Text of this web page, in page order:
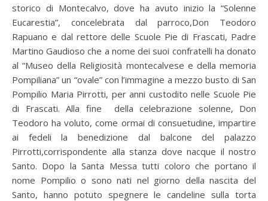
storico di Montecalvo, dove ha avuto inizio la “Solenne
Eucarestia”, concelebrata dal parroco,Don Teodoro
Rapuano e dal rettore delle Scuole Pie di Frascati, Padre
Martino Gaudioso che a nome dei suoi confratelli ha donato
al “Museo della Religiosità montecalvese e della memoria
Pompiliana” un “ovale” con l’immagine a mezzo busto di San
Pompilio Maria Pirrotti, per anni custodito nelle Scuole Pie
di Frascati. Alla fine della celebrazione solenne, Don
Teodoro ha voluto, come ormai di consuetudine, impartire
ai fedeli la benedizione dal balcone del palazzo
Pirrotti,corrispondente alla stanza dove nacque il nostro
Santo. Dopo la Santa Messa tutti coloro che portano il
nome Pompilio o sono nati nel giorno della nascita del
Santo, hanno potuto spegnere le candeline sulla torta